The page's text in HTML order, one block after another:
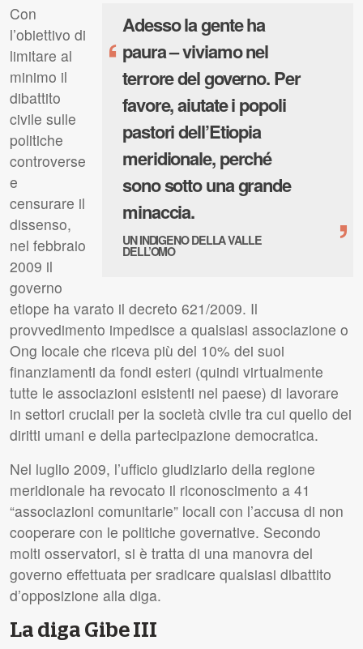
‘
Adesso la gente ha
paura – viviamo nel
terrore del governo. Per
favore, aiutate i popoli
pastori dell’Etiopia
meridionale, perché
sono sotto una grande
minaccia.
UN INDIGENO DELLA VALLE
DELL’OMO ’
Con
l’obiettivo di
limitare al
minimo il
dibattito
civile sulle
politiche
controverse
e
censurare il
dissenso,
nel febbraio
2009 il
governo
etiope ha varato il decreto 621/2009. Il
provvedimento impedisce a qualsiasi associazione o
Ong locale che riceva più del 10% dei suoi
finanziamenti da fondi esteri (quindi virtualmente
tutte le associazioni esistenti nel paese) di lavorare
in settori cruciali per la società civile tra cui quello dei
diritti umani e della partecipazione democratica.
Nel luglio 2009, l’ufficio giudiziario della regione
meridionale ha revocato il riconoscimento a 41
“associazioni comunitarie” locali con l’accusa di non
cooperare con le politiche governative. Secondo
molti osservatori, si è tratta di una manovra del
governo effettuata per sradicare qualsiasi dibattito
d’opposizione alla diga.
La diga Gibe III